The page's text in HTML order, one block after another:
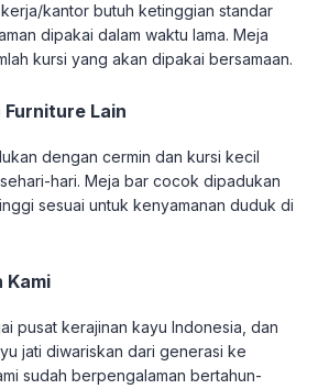
kantor butuh ketinggian standar
dipakai dalam waktu lama. Meja
kursi yang akan dipakai bersamaan.
Furniture Lain
dengan cermin dan kursi kecil
hari. Meja bar cocok dipadukan
sesuai untuk kenyamanan duduk di
Kami
pusat kerajinan kayu Indonesia, dan
jati diwariskan dari generasi ke
sudah berpengalaman bertahun-